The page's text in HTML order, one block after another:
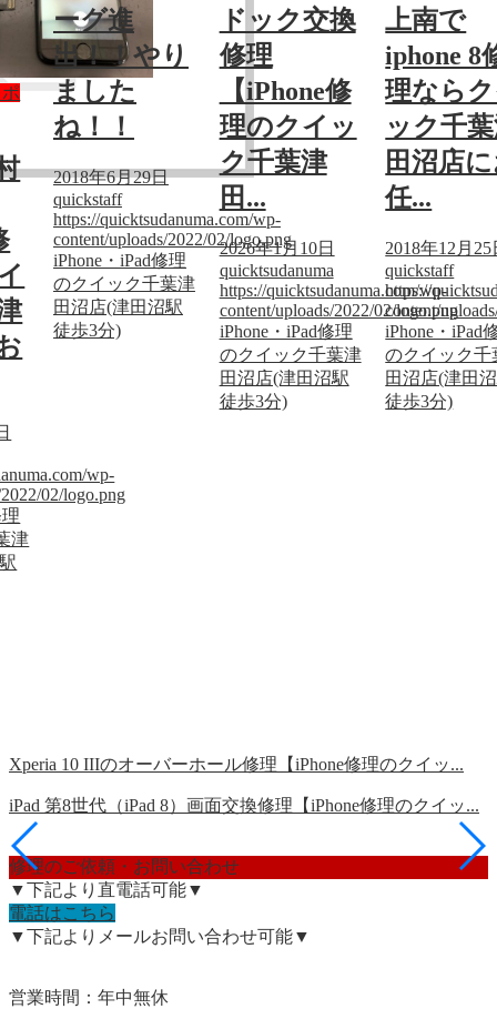
wp-
02/logo.png
津
ーグ進
出！！やり
ました
ね！！
2018年6月29日
quickstaff
https://quicktsudanuma.com/wp-
content/uploads/2022/02/logo.png
iPhone・iPad修理
のクイック千葉津
田沼店(津田沼駅
徒歩3分)
ドック交換
修理
【iPhone修
理のクイッ
ク千葉津
田...
2026年1月10日
quicktsudanuma
https://quicktsudanuma.com/wp-
content/uploads/2022/02/logo.png
iPhone・iPad修理
のクイック千葉津
田沼店(津田沼駅
徒歩3分)
上南で
iphone 8
理なら
ック千
田沼店
任...
2018年12月25
quickstaff
https://
content/
iPhone・iPad
のクイック千
田沼店(津田
徒歩3分)
Xperia 10 IIIのオーバーホール修理【iPhone修理のクイッ...
iPad 第8世代（iPad 8）画面交換修理【iPhone修理のクイッ...
修理のご依頼・お問い合わせ
▼下記より直電話可能▼
電話はこちら
▼下記よりメールお問い合わせ可能▼
営業時間：年中無休